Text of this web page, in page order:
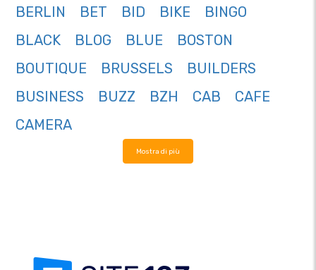
BERLIN
BET BID BIKE
BINGO
BLACK
BLOG BLUE
BOSTON
BOUTIQUE
BRUSSELS
BUILDERS
BUSINESS
BUZZ BZH CAB
CAFE
CAMERA
Mostra di più